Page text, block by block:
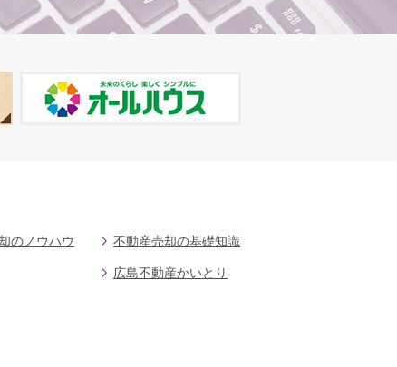
のノウハウ 不動産売却の基礎知識
広島不動産かいとり